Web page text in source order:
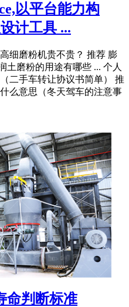
以平台能力构
计工具 ...
细磨粉机贵不贵？ 推荐 膨
土磨粉的用途有哪些 ... 个人
二手车转让协议书简单） 推
么意思（冬天驾车的注意事
命判断标准